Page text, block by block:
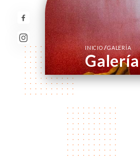
INICIO/GALERÍA
Galería